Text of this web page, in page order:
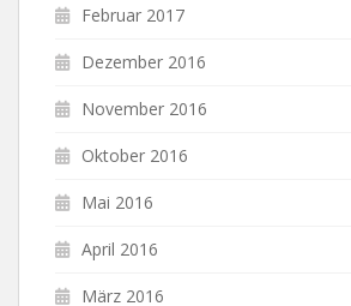
Februar 2017
Dezember 2016
November 2016
Oktober 2016
Mai 2016
April 2016
März 2016